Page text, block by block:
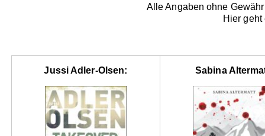
Alle Angaben ohne
Hier
Jussi Adler-Olsen: Sabina